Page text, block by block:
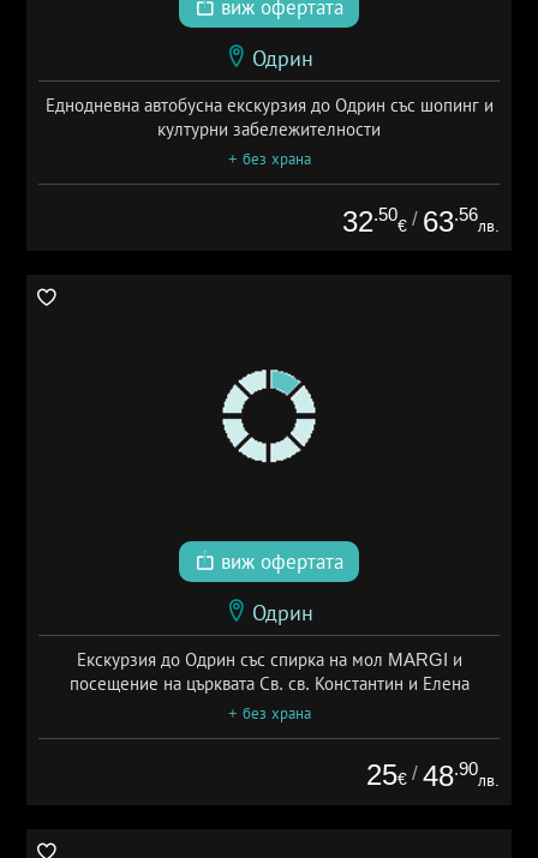
виж офертата
Одрин
Еднодневна автобусна екскурзия до Одрин със шопинг и
културни забележителности
+ без храна
32.50
€ / 63.56
лв.
виж офертата
Одрин
Екскурзия до Одрин със спирка на мол MARGI и
посещение на църквата Св. св. Константин и Елена
+ без храна
25€ / 48.90
лв.